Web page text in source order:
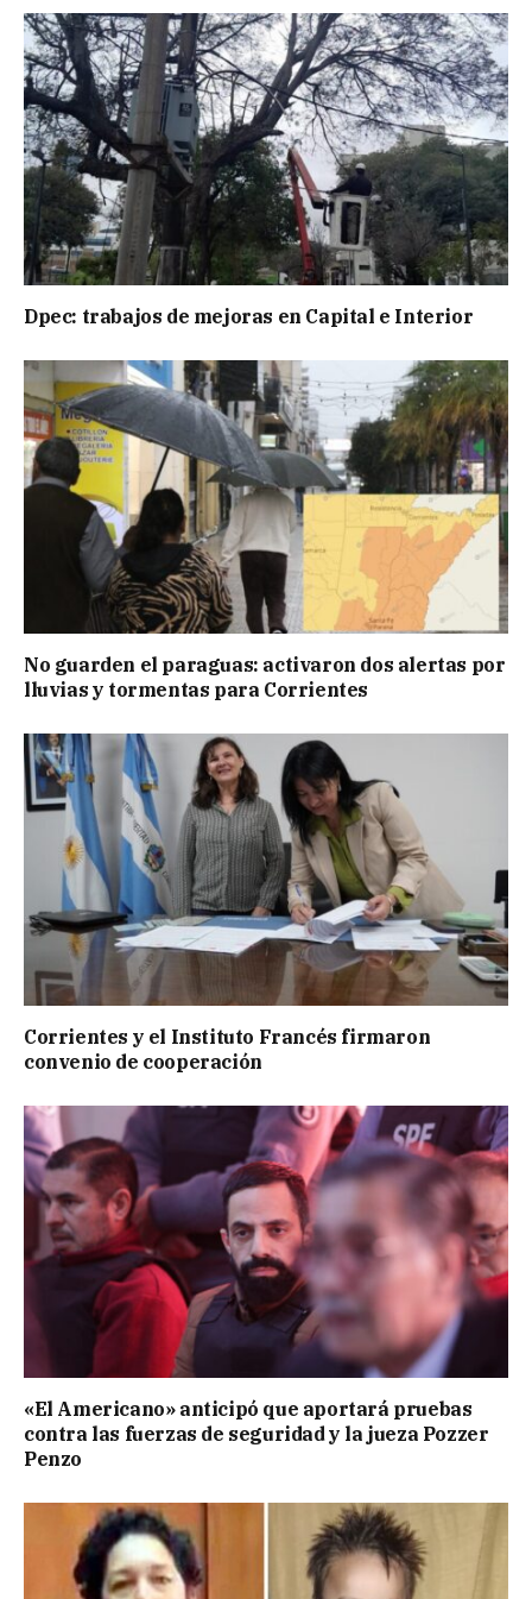
Dpec: trabajos de mejoras en Capital e Interior
No guarden el paraguas: activaron dos alertas por
lluvias y tormentas para Corrientes
Corrientes y el Instituto Francés firmaron
convenio de cooperación
«El Americano» anticipó que aportará pruebas
contra las fuerzas de seguridad y la jueza Pozzer
Penzo